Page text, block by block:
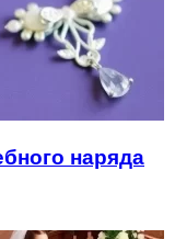
наряда